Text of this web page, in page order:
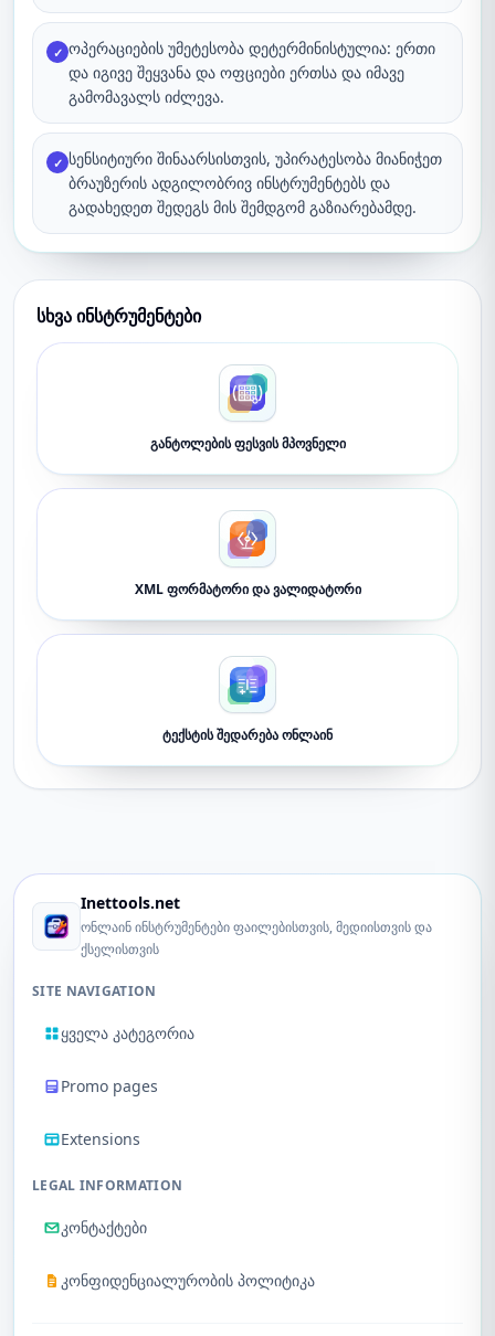
✓ ოპერაციების უმეტესობა დეტერმინისტულია: ერთი
და იგივე შეყვანა და ოფციები ერთსა და იმავე
გამომავალს იძლევა.
✓ სენსიტიური შინაარსისთვის, უპირატესობა მიანიჭეთ
ბრაუზერის ადგილობრივ ინსტრუმენტებს და
გადახედეთ შედეგს მის შემდგომ გაზიარებამდე.
სხვა ინსტრუმენტები
განტოლების ფესვის მპოვნელი
XML ფორმატორი და ვალიდატორი
ტექსტის შედარება ონლაინ
Inettools.net
ონლაინ ინსტრუმენტები ფაილებისთვის, მედიისთვის და
ქსელისთვის
SITE NAVIGATION
ყველა კატეგორია
Promo pages
Extensions
LEGAL INFORMATION
კონტაქტები
კონფიდენციალურობის პოლიტიკა